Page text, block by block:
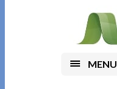
MENU